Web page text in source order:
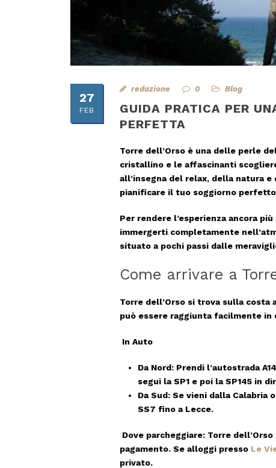
27
FEB
redazione 0 Blog
GUIDA PRATICA PER
PERFETTA
Torre dell’Orso è una delle perle
cristallino e le affascinanti
all’insegna del relax, della natura
pianificare il tuo soggiorno
Per rendere l’esperienza ancora
immergerti completamente
situato a pochi passi dalle
Come arrivare a
Torre dell’Orso si trova sulla costa
può essere raggiunta facilmente in
In Auto
Da Nord: Prendi l’autostrada
segui laSP1 e poi laSP145 in
DaSud: Se vieni dalla Calabria
SS7 fino a Lecce.
Dove parcheggiare: Torre
pagamento. Se alloggi presso Le
privato.